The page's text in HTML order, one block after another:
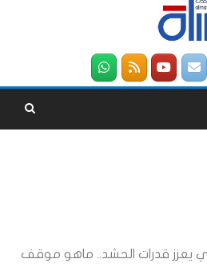
يعزز قدرات الحشد.. ماهو موقف